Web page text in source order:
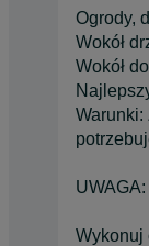
Ogrody,
Wokół
Wokół
Warunki:
Wykonuj